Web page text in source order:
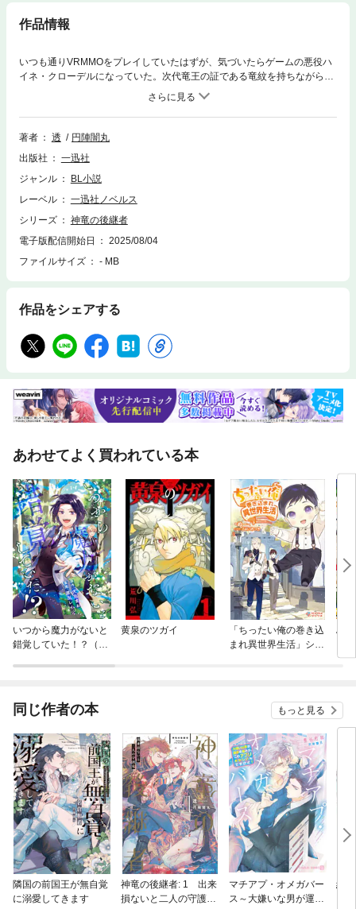
作品情報
いつも通りVRMMOをプレイしていたはずが、気づいたらゲームの悪役ハ
イネ・クローデルになっていた。次代竜王の証である竜紋を持ちながら竜
化できない一族の嫌われ者で、将来的に勇者に討伐されてしまう――それ
がハイネ。大好きなゲーム世界に生きる竜人族になったなら、破滅を回避
して長生きしたい。でも、右腕にある竜紋がおかしい。「神竜の後継者」
の紋らしいが……そんな設定なかったよな？ 面倒事に巻き込まれたくな
られ、運命は思わぬ方向へ――!? WEB発珠玉の主従×溺愛ファンタジーB
L、開幕！ ※電子版はショートストーリー付。
著者 透
円陣闇丸
出版社
一迅社
ジャンル
BL小説
レーベル
一迅社ノベルス
シリーズ
神竜の後継者
電子版配信開始日
2025/08/04
ファイルサイズ
- MB
作品をシェアする
あわせてよく買われている本
いつから魔力がないと
錯覚していた！？（分
黄泉のツガイ
「ちったい俺の巻き込
まれ異世界生活」シリ
同じ作者の本 もっと見る
隣国の前国王が無自覚
に溺愛してきます
神竜の後継者: 1 出来
損ないと二人の守護竜
マチアプ・オメガバー
ス～大嫌いな男が運命
絢